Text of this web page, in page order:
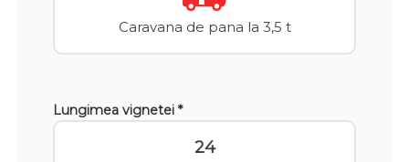
Caravana de pana la 3,5 t
Lungimea vignetei *
24